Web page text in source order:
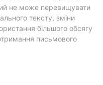
не може перевищувати
тексту, зміни
більшого обсягу
письмового